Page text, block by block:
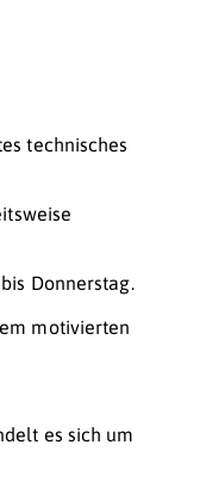
technisches
Donnerstag.
motivierten
es sich um